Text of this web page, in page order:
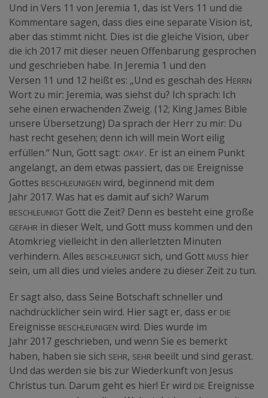
Und in Vers 11 von Jeremia 1, das ist Vers 11 und die
Kommentare sagen, dass dies eine separate Vision ist,
aber das stimmt nicht. Dies ist die gleiche Vision, über
die ich 2017 mit dieser neuen Offenbarung gesprochen
und geschrieben habe. In Jeremia 1 und den
Versen 11 und 12 heißt es: „Und es geschah des Herrn
Wort zu mir: Jeremia, was siehst du? Ich sprach: Ich
sehe einen erwachenden Zweig. (12; King James Bible
unsere Übersetzung) Da sprach der Herr zu mir: Du
hast recht gesehen; denn ich will mein Wort eilig
erfüllen.“ Nun, Gott sagt: Okay . Er ist an einem Punkt
angelangt, an dem etwas passiert, das die Ereignisse
Gottes beschleunigen wird, beginnend mit dem
Jahr 2017. Was hat es damit auf sich? Warum
beschleunigt Gott die Zeit? Denn es besteht eine große
Gefahr in dieser Welt, und Gott muss kommen und den
Atomkrieg vielleicht in den allerletzten Minuten
verhindern. Alles beschleunigt sich, und Gott muss hier
sein, um all dies und vieles andere zu dieser Zeit zu tun.
Er sagt also, dass Seine Botschaft schneller und
nachdrücklicher sein wird. Hier sagt er, dass er die
Ereignisse beschleunigen wird. Dies wurde im
Jahr 2017 geschrieben, und wenn Sie es bemerkt
haben, haben sie sich sehr, sehr beeilt und sind gerast.
Und das werden sie bis zur Wiederkunft von Jesus
Christus tun. Darum geht es hier! Er wird die Ereignisse